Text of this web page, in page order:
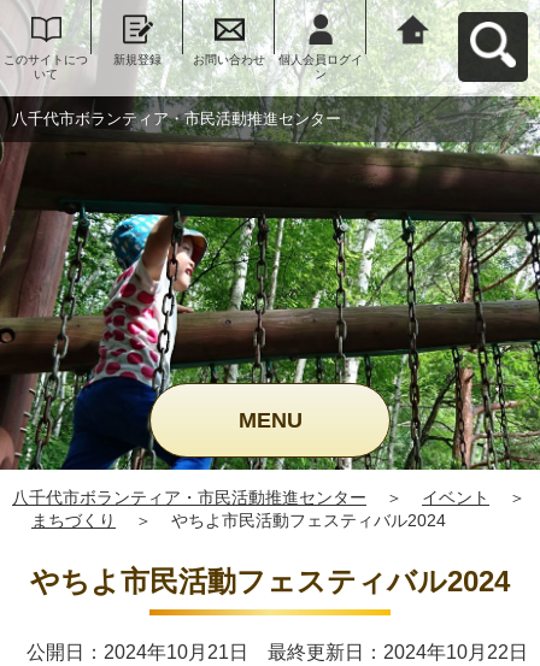
このサイトにつ
いて
新規登録 お問い合わせ
個人会員ログイ
ン
八千代市ボラン
ティア・市民活
動推進センター
へ戻る
八千代市ボランティア・市民活動推進センター
MENU
八千代市ボランティア・市民活動推進センター ＞ イベント
＞
まちづくり
＞ やちよ市民活動フェスティバル2024
やちよ市民活動フェスティバル2024
公開日：2024年10月21日 最終更新日：2024年10月22日